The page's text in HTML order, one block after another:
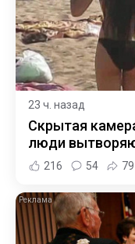
23 ч. назад
Скрытая
люди
216 54 79